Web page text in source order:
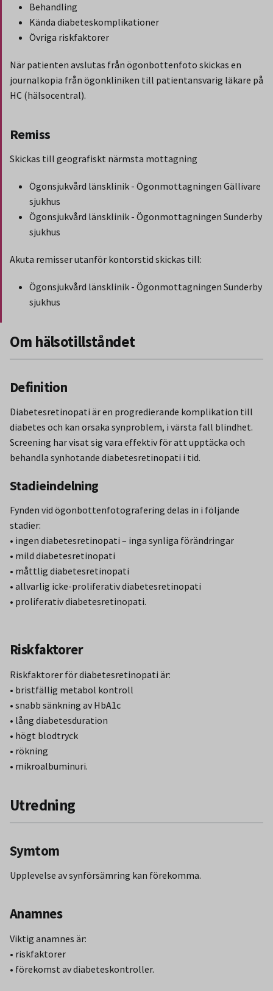
Behandling
Kända diabeteskomplikationer
Övriga riskfaktorer
När patienten avslutas från ögonbottenfoto skickas en
journalkopia från ögonkliniken till patientansvarig läkare på
HC (hälsocentral).
Remiss
Skickas till geografiskt närmsta mottagning
Ögonsjukvård länsklinik - Ögonmottagningen Gällivare
sjukhus
Ögonsjukvård länsklinik - Ögonmottagningen Sunderby
sjukhus
Akuta remisser utanför kontorstid skickas till:
Ögonsjukvård länsklinik - Ögonmottagningen Sunderby
sjukhus
Om hälsotillståndet
Definition
Diabetesretinopati är en progredierande komplikation till
diabetes och kan orsaka synproblem, i värsta fall blindhet.
Screening har visat sig vara effektiv för att upptäcka och
behandla synhotande diabetesretinopati i tid.
Stadieindelning
Fynden vid ögonbottenfotografering delas in i följande
stadier:
• ingen diabetesretinopati – inga synliga förändringar
• mild diabetesretinopati
• måttlig diabetesretinopati
• allvarlig icke-proliferativ diabetesretinopati
• proliferativ diabetesretinopati.
Riskfaktorer
Riskfaktorer för diabetesretinopati är:
• bristfällig metabol kontroll
• snabb sänkning av HbA1c
• lång diabetesduration
• högt blodtryck
• rökning
• mikroalbuminuri.
Utredning
Symtom
Upplevelse av synförsämring kan förekomma.
Anamnes
Viktig anamnes är:
• riskfaktorer
• förekomst av diabeteskontroller.